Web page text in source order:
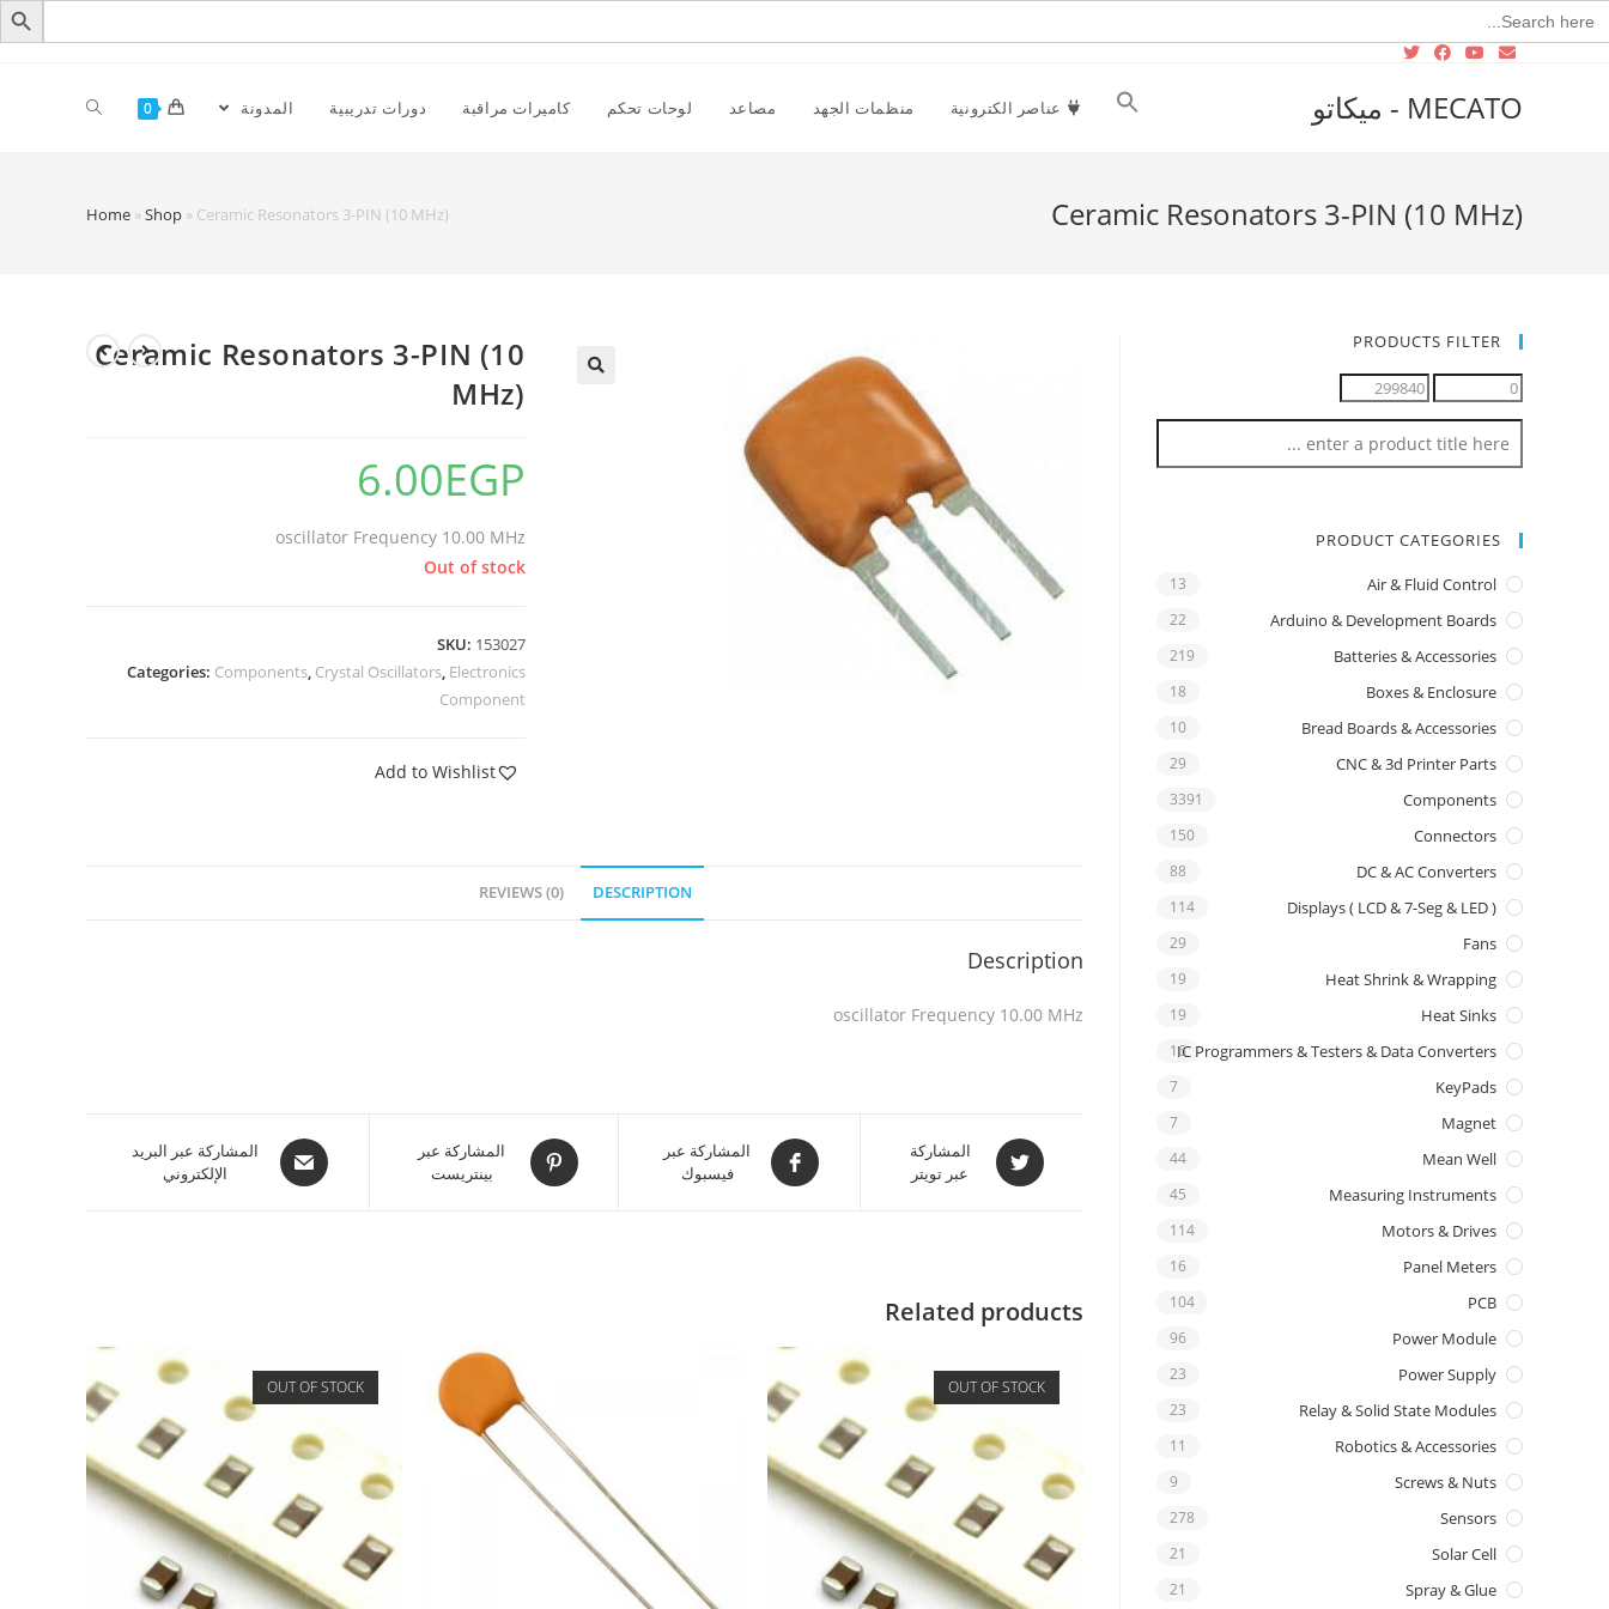
Search
for:
MECATO - ميكاتو عناصر الكترونية منظمات الجهد مصاعد لوحات تحكم كاميرات مراقبة دورات تدريبية المدونة 0
Ceramic Resonators 3-PIN (10 MHz)
Home »Shop » Ceramic Resonators 3-PIN (10 MHz)
Ceramic Resonators 3-PIN (10
MHz)
6.00EGP
oscillator Frequency 10.00 MHz
Out of stock
SKU: 153027
Categories: Components, Crystal Oscillators, Electronics
Component
Add to Wishlist
DESCRIPTION
REVIEWS (0)
Description
oscillator Frequency 10.00 MHz
المشاركة
عبر تويتر
المشاركة عبر
فيسبوك
المشاركة عبر
بينتريست
المشاركة عبر البريد
الإلكتروني
Related products
OUT OF STOCK
OUT OF STOCK
PRODUCTS FILTER
PRODUCT CATEGORIES
Air & Fluid Control
13
Arduino & Development Boards
22
Batteries & Accessories
219
Boxes & Enclosure
18
Bread Boards & Accessories
10
CNC & 3d Printer Parts
29
Components
3391
Connectors
150
DC & AC Converters
88
Displays ( LCD & 7-Seg & LED )
114
Fans
29
Heat Shrink & Wrapping
19
Heat Sinks
19
IC Programmers & Testers & Data Converters
16
KeyPads
7
Magnet
7
Mean Well
44
Measuring Instruments
45
Motors & Drives
114
Panel Meters
16
PCB
104
Power Module
96
Power Supply
23
Relay & Solid State Modules
23
Robotics & Accessories
11
Screws & Nuts
9
Sensors
278
Solar Cell
21
Spray & Glue
21